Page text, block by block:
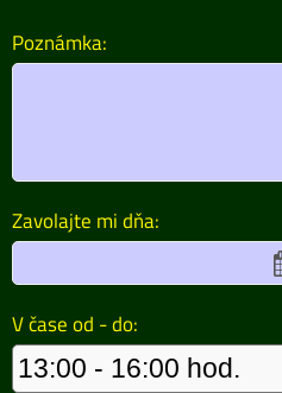
Poznámka:
Zavolajte mi dňa:
V čase od - do: